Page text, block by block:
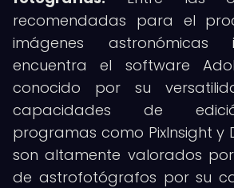
recomendadas para el
imágenes astronómicas
encuentra el software
conocido por su
capacidades de
programas como PixInsight y
son altamente valorados
de astrofotógrafos por su